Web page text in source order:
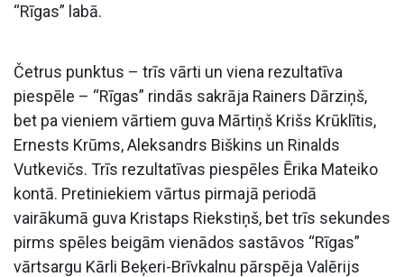
“Rīgas” labā.
Četrus punktus – trīs vārti un viena rezultatīva
piespēle – “Rīgas” rindās sakrāja Rainers Dārziņš,
bet pa vieniem vārtiem guva Mārtiņš Krišs Krūklītis,
Ernests Krūms, Aleksandrs Biškins un Rinalds
Vutkevičs. Trīs rezultatīvas piespēles Ērika Mateiko
kontā. Pretiniekiem vārtus pirmajā periodā
vairākumā guva Kristaps Riekstiņš, bet trīs sekundes
pirms spēles beigām vienādos sastāvos “Rīgas”
vārtsargu Kārli Beķeri-Brīvkalnu pārspēja Valērijs